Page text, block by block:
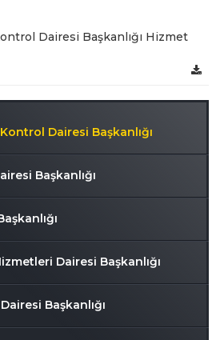
Dairesi Başkanlığı Hizmet
Dairesi Başkanlığı
Başkanlığı
Dairesi Başkanlığı
Başkanlığı